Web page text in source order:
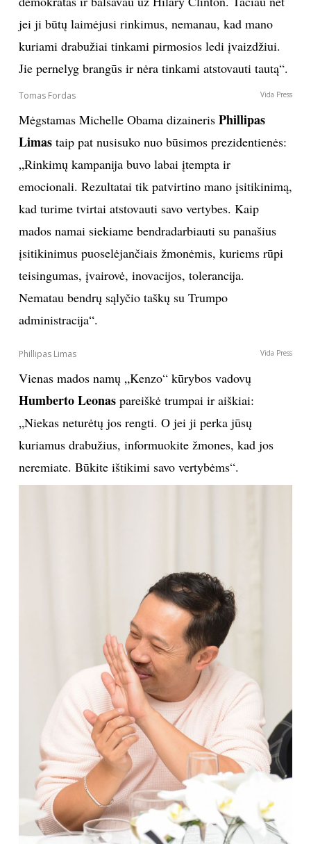
Atvirai išsakė savo poziciją ir Tomas Fordas
porą metų gavau oficialų prašymą rengti Melanią,
demokratas ir balsavau už Hilary Clinton. Tačiau net
jei ji būtų laimėjusi rinkimus, nemanau, kad mano
kuriami drabužiai tinkami pirmosios ledi įvaizdžiui.
Jie pernelyg brangūs ir nėra tinkami atstovauti tautą“.
Tomas Fordas
Mėgstamas Michelle Obama dizainerisPhillipas
Limastaip pat nusisuko nuo būsimos prezidentienės: